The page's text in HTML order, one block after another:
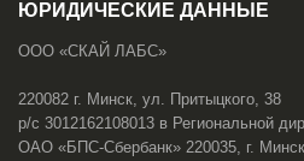
ЮРИДИЧЕСКИЕ ДАННЫЕ
ООО «СКАЙ ЛАБС»
220082 г. Минск, ул. Притыцкого, 38
р/с 3012162108013 в Региональной
ОАО «БПС-Сбербанк» 220035, г.